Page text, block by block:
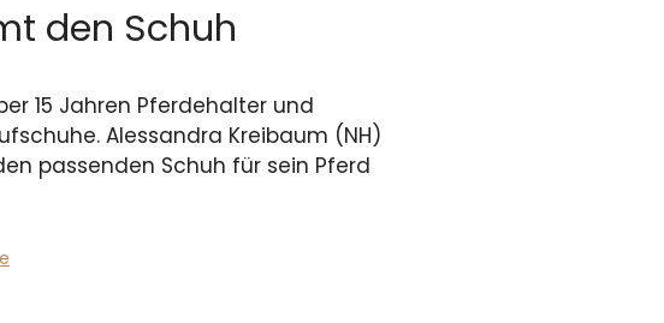
den Schuh
15 Jahren Pferdehalter und
Alessandra Kreibaum (NH)
passenden Schuh für sein Pferd